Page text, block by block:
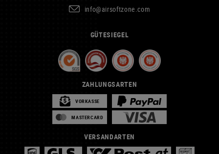
info@airsoftzone.com
GÜTESIEGEL
ZAHLUNGSARTEN
VORKASSE
MASTERCARD
VERSANDARTEN